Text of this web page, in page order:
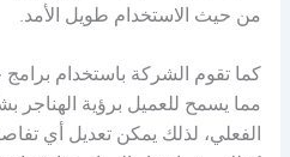
من حيث الاستخدام طويل الأمد.
كما تقوم الشركة باستخدام برامج
مما يسمح للعميل برؤية الهناجر
الفعلي، لذلك يمكن تعديل أي